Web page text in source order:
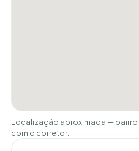
Localização aproximada —
com o corretor.